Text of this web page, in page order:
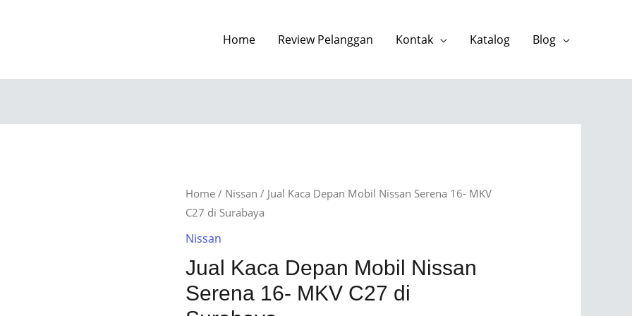
Home Review Pelanggan Kontak Katalog Blog
Home / Nissan / Jual Kaca Depan Mobil Nissan Serena 16- MKV
C27 di Surabaya
Nissan
Jual Kaca Depan Mobil Nissan
Serena 16- MKV C27 di